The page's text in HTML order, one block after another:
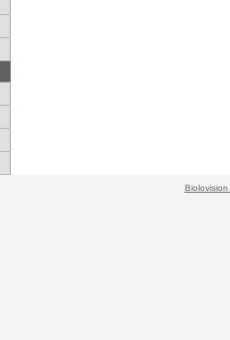
Biolovision